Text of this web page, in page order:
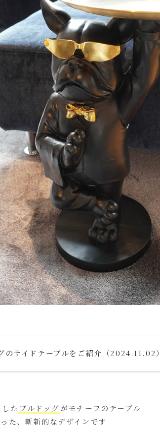
サイドテーブルをご紹介（2024.11.02）
た ブルドッグがモチーフのテーブル
た、斬新的なデザインです